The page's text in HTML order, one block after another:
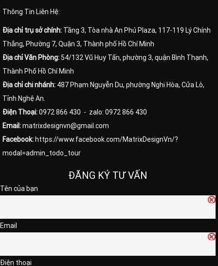
Thông Tin Liên Hệ:
Địa chỉ trụ sở chính: Tầng 3, Tòa nhà An Phú Plaza, 117-119 Lý Chính
Thắng, Phường 7, Quận 3, Thành phố Hồ Chí Minh
Địa chỉ Văn Phòng: 54/132 Vũ Huy Tấn, phường 3, quận Bình Thạnh,
Thành Phố Hồ Chí Minh
Địa chỉ chi nhánh: 487 Phạm Nguyễn Du, phường Nghi Hòa, Cửa Lò,
Tỉnh Nghệ An.
Điện Thoại:0972 866 430 - zalo: 0972 866 430
Email:matrixdesignvn@gmail.com
Facebook: https://www.facebook.com/MatrixDesignVn/?
modal=admin_todo_tour
ĐĂNG KÝ TƯ VẤN
Tên của bạn
Email
Điện thoại